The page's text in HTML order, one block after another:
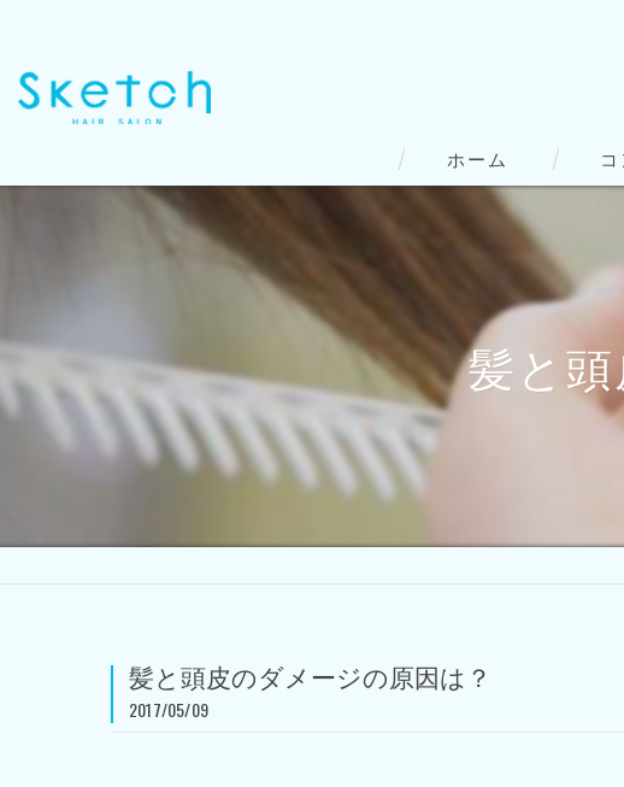
ホーム
髪と
髪と頭皮のダメージの原因は？
2017/05/09